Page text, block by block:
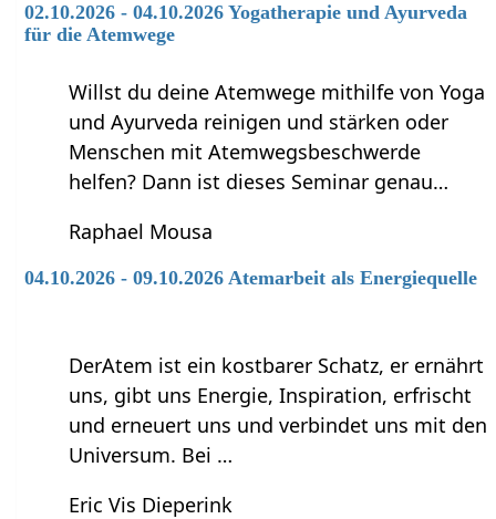
02.10.2026 - 04.10.2026 Yogatherapie und Ayurveda
für die Atemwege
Willst du deine Atemwege mithilfe von Yoga
und Ayurveda reinigen und stärken oder
Menschen mit Atemwegsbeschwerde
helfen? Dann ist dieses Seminar genau…
Raphael Mousa
04.10.2026 - 09.10.2026 Atemarbeit als Energiequelle
DerAtem ist ein kostbarer Schatz, er ernährt
uns, gibt uns Energie, Inspiration, erfrischt
und erneuert uns und verbindet uns mit den
Universum. Bei …
Eric Vis Dieperink